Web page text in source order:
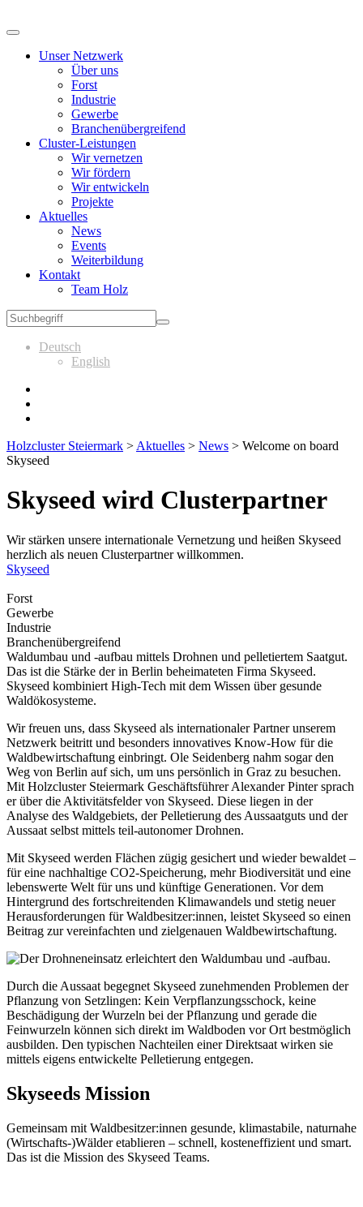
Unser Netzwerk
Über uns
Forst
Industrie
Gewerbe
Branchenübergreifend
Cluster-Leistungen
Wir vernetzen
Wir fördern
Wir entwickeln
Projekte
Aktuelles
News
Events
Weiterbildung
Kontakt
Team Holz
Deutsch
English
Holzcluster Steiermark > Aktuelles > News > Welcome on board
Skyseed
Skyseed wird Clusterpartner
Wir stärken unsere internationale Vernetzung und heißen Skyseed
herzlich als neuen Clusterpartner willkommen.
Skyseed
Forst
Gewerbe
Industrie
Branchenübergreifend
Waldumbau und -aufbau mittels Drohnen und pelletiertem Saatgut.
Das ist die Stärke der in Berlin beheimateten Firma Skyseed.
Skyseed kombiniert High-Tech mit dem Wissen über gesunde
Waldökosysteme.
Wir freuen uns, dass Skyseed als internationaler Partner unserem
Netzwerk beitritt und besonders innovatives Know-How für die
Waldbewirtschaftung einbringt. Ole Seidenberg nahm sogar den
Weg von Berlin auf sich, um uns persönlich in Graz zu besuchen.
Mit Holzcluster Steiermark Geschäftsführer Alexander Pinter sprach
er über die Aktivitätsfelder von Skyseed. Diese liegen in der
Analyse des Waldgebiets, der Pelletierung des Aussaatguts und der
Aussaat selbst mittels teil-autonomer Drohnen.
Mit Skyseed werden Flächen zügig gesichert und wieder bewaldet –
für eine nachhaltige CO2-Speicherung, mehr Biodiversität und eine
lebenswerte Welt für uns und künftige Generationen. Vor dem
Hintergrund des fortschreitenden Klimawandels und stetig neuer
Herausforderungen für Waldbesitzer:innen, leistet Skyseed so einen
Beitrag zur vereinfachten und zielgenauen Waldbewirtschaftung.
Durch die Aussaat begegnet Skyseed zunehmenden Problemen der
Pflanzung von Setzlingen: Kein Verpflanzungsschock, keine
Beschädigung der Wurzeln bei der Pflanzung und gerade die
Feinwurzeln können sich direkt im Waldboden vor Ort bestmöglich
ausbilden. Den typischen Nachteilen einer Direktsaat wirken sie
mittels eigens entwickelte Pelletierung entgegen.
Skyseeds Mission
Gemeinsam mit Waldbesitzer:innen gesunde, klimastabile, naturnahe
(Wirtschafts-)Wälder etablieren – schnell, kosteneffizient und smart.
Das ist die Mission des Skyseed Teams.